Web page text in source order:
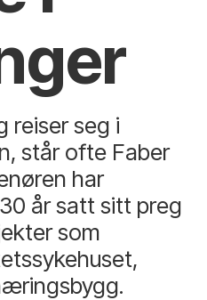
reiser seg i
står ofte Faber
har
år satt sitt preg
som